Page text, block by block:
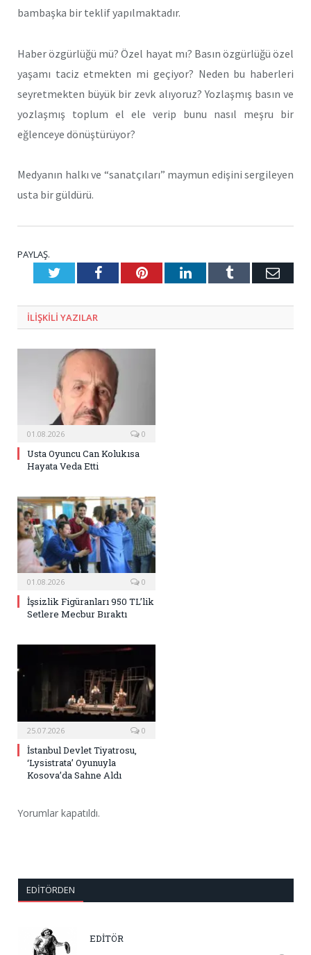
bambaşka bir teklif yapılmaktadır.
Haber özgürlüğü mü? Özel hayat mı? Basın özgürlüğü özel
yaşamı taciz etmekten mi geçiyor? Neden bu haberleri
seyretmekten büyük bir zevk alıyoruz? Yozlaşmış basın ve
yozlaşmış toplum el ele verip bunu nasıl meşru bir
eğlenceye dönüştürüyor?
Medyanın halkı ve “sanatçıları” maymun edişini sergileyen
usta bir güldürü.
PAYLAŞ.
TwitterFacebookPinterestLinkedInTumblr E-
ILIŞKILI YAZILAR
01.08.2026 0
Usta Oyuncu Can Kolukısa
Hayata Veda Etti
01.08.2026 0
İşsizlik Figüranları 950 TL’lik
Setlere Mecbur Bıraktı
25.07.2026 0
İstanbul Devlet Tiyatrosu,
‘Lysistrata’ Oyunuyla
Kosova’da Sahne Aldı
Yorumlar kapatıldı.
EDITÖRDEN
EDİTÖR